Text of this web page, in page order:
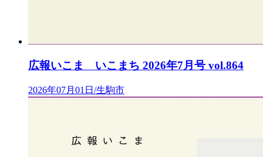
広報いこま いこまち 2026年7月号 vol.864
2026年07月01日/生駒市